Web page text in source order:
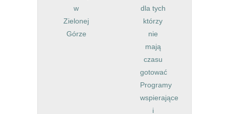
w
Zielonej
Górze
dla tych
którzy
nie
mają
czasu
gotować
Programy
wspierające
i